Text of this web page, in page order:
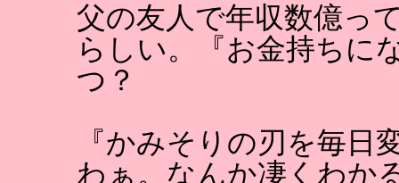
父の友人で年収数億っ
らしい。『お金持ちに
つ？
『かみそりの刃を毎
わぁ。なんか凄くわか